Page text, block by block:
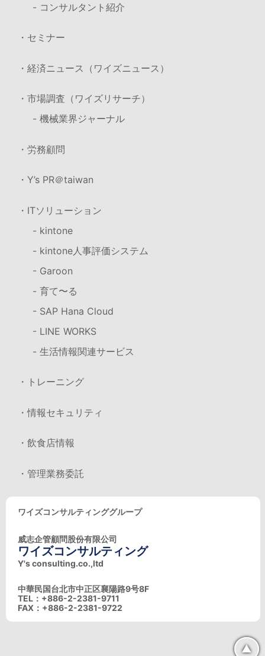
- コンサルタント紹介
・セミナー
・経済ニュース（ワイズニュース）
・市場調査（ワイズリサーチ）
- 機械業界ジャーナル
・労務顧問
・Y’s PR＠taiwan
・ITソリューション
- kintone
- kintone人事評価システム
- Garoon
- 育て〜る
- SAP Hana Cloud
- LINE WORKS
- 生活情報関連サービス
・トレーニング
・情報セキュリティ
・飲食店情報
・管理業務委託
ワイズコンサルティンググループ
威志企管顧問股份有限公司
ワイズコンサルティング
Y's consulting.co.,ltd
中華民国台北市中正区襄陽路9号8F
TEL：+886-2-2381-9711
FAX：+886-2-2381-9722
▲